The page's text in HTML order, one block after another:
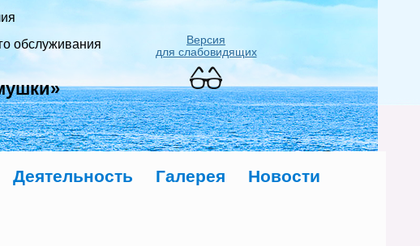
обслуживания
Версия
для слабовидящих
Деятельность Галерея Новости